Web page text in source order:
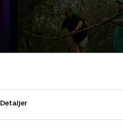
Detaljerfor alvor i gang med den